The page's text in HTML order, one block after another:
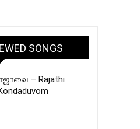
SONGS
– Rajathi